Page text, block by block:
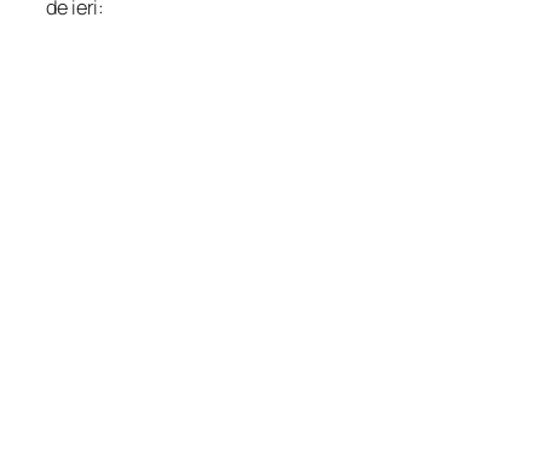
de ieri: